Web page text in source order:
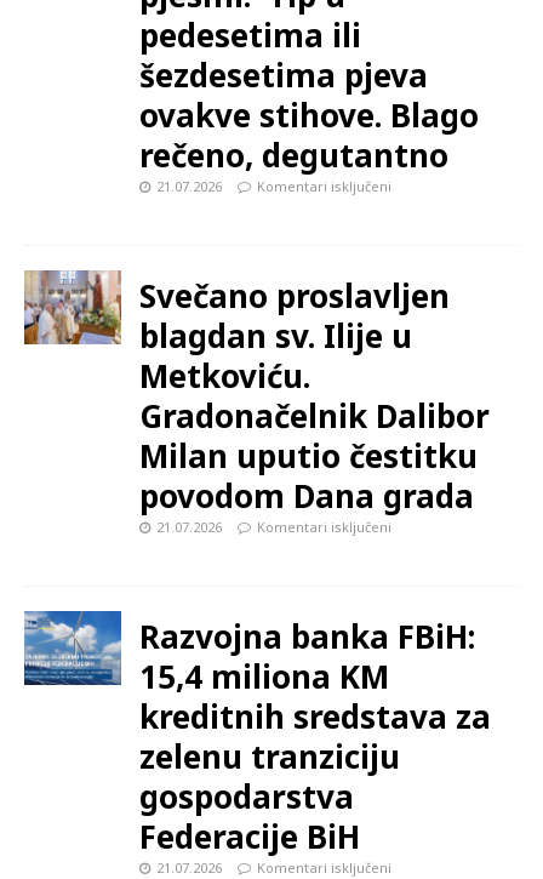
pedesetima ili
šezdesetima pjeva
ovakve stihove. Blago
rečeno, degutantno
21.07.2026 Komentari isključeni
Svečano proslavljen
blagdan sv. Ilije u
Metkoviću.
Gradonačelnik Dalibor
Milan uputio čestitku
povodom Dana grada
21.07.2026 Komentari isključeni
Razvojna banka FBiH:
15,4 miliona KM
kreditnih sredstava za
zelenu tranziciju
gospodarstva
Federacije BiH
21.07.2026 Komentari isključeni